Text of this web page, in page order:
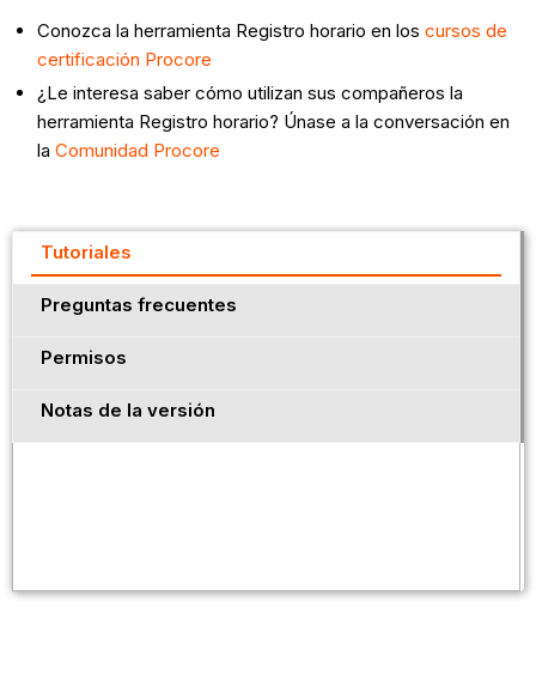
Conozca la herramienta Registro horario en loscursos de
certificación Procore
¿Le interesa saber cómo utilizan sus compañeros la
herramienta Registro horario? Únase a la conversación en
laComunidad Procore
Tutoriales
Preguntas frecuentes
Permisos
Notas de la versión